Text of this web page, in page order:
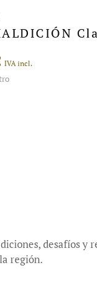
IVA incl.
desafíos y
región.